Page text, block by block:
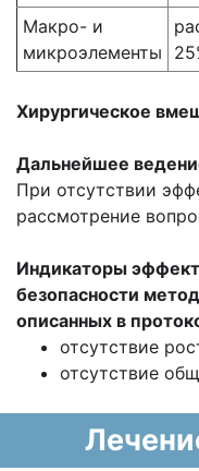
Макро- и
микроэлементы
Хирургическое
Дальнейшее
При отсутствии
рассмотрение
Индикаторы
безопасности
описанных в
отсутствие
отсутствие